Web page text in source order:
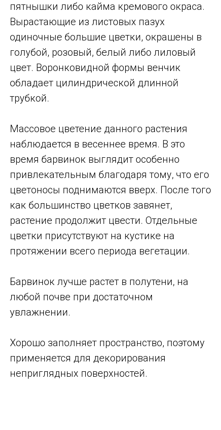
пятнышки либо кайма кремового окраса.
Вырастающие из листовых пазух
одиночные большие цветки, окрашены в
голубой, розовый, белый либо лиловый
цвет. Воронковидной формы венчик
обладает цилиндрической длинной
трубкой.
Массовое цветение данного растения
наблюдается в весеннее время. В это
время барвинок выглядит особенно
привлекательным благодаря тому, что его
цветоносы поднимаются вверх. После того
как большинство цветков завянет,
растение продолжит цвести. Отдельные
цветки присутствуют на кустике на
протяжении всего периода вегетации.
Барвинок лучше растет в полутени, на
любой почве при достаточном
увлажнении.
Хорошо заполняет пространство, поэтому
применяется для декорирования
неприглядных поверхностей.